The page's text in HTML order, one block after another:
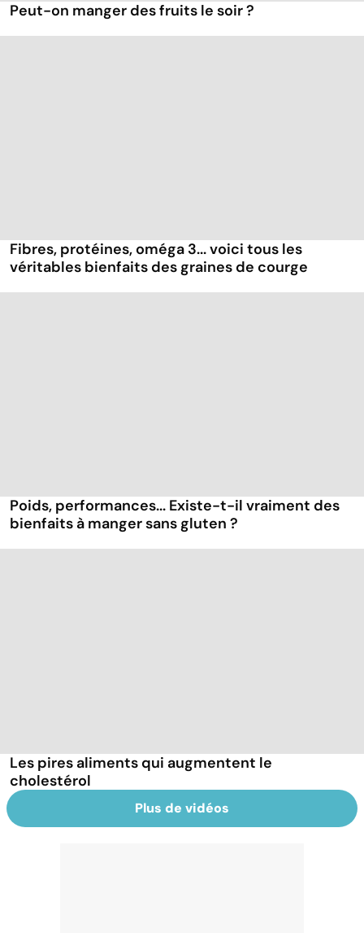
Peut-on manger des fruits le soir ?
Fibres, protéines, oméga 3... voici tous les
véritables bienfaits des graines de courge
Poids, performances... Existe-t-il vraiment des
bienfaits à manger sans gluten ?
Les pires aliments qui augmentent le
cholestérol
Plus de vidéos